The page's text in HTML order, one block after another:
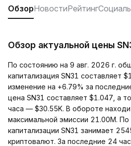
ОбзорНовостиРейтинг
Обзор актуальной цены
По состоянию на 9 авг. 2026 г.
капитализация SN31 составляет
изменение на +6.79% за
цена SN31 составляет $1.047, а
часа — $30.55K. В обороте
максимальной эмиссии 21.00M.
капитализации SN31 занимает
криптовалют. За последние 24